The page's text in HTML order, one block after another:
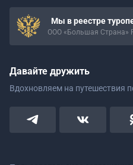
Мы в реестре
ООО «Большая Страна»
Давайте дружить
Вдохновляем на путешествия